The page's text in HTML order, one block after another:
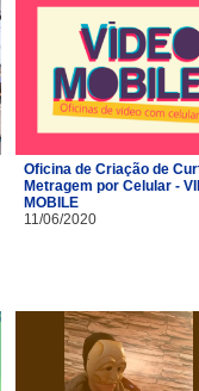
Oficina de Criação de
Metragem por Celular -
MOBILE
11/06/2020